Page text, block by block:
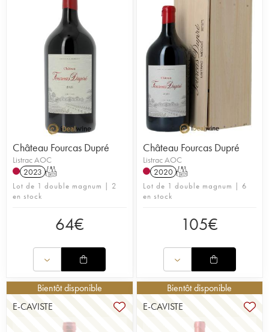
Château Fourcas Dupré
Listrac AOC
2023 T
Lot de 1 double magnum | 2
en stock
64€
Château Fourcas Dupré
Listrac AOC
2020 T
Lot de 1 double magnum | 6
en stock
105€
Bientôt disponible
E-CAVISTE
Bientôt disponible
E-CAVISTE